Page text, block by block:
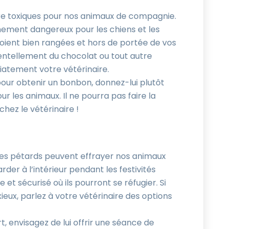
toxiques pour nos animaux de compagnie.
dangereux pour les chiens et les
bien rangées et hors de portée de vos
du chocolat ou tout autre
votre vétérinaire.
obtenir un bonbon, donnez-lui plutôt
les animaux. Il ne pourra pas faire la
le vétérinaire !
pétards peuvent effrayer nos animaux
à l’intérieur pendant les festivités
et sécurisé où ils pourront se réfugier. Si
parlez à votre vétérinaire des options
envisagez de lui offrir une séance de